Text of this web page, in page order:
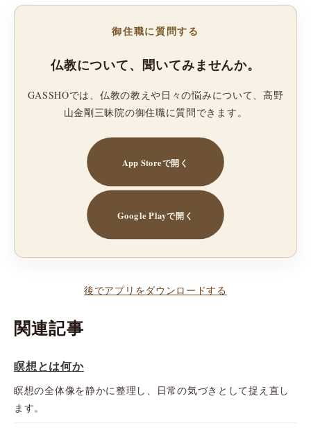
御住職に質問する
仏教について、聞いてみませんか。
GASSHOでは、仏教の教えや日々の悩みについて、高野
山金剛三昧院の御住職に質問できます。
App Storeで開く
Google Playで開く
後でアプリをダウンロードする
関連記事
瞑想とは何か
瞑想の全体像を静かに整理し、日常の気づきとして捉え直し
ます。